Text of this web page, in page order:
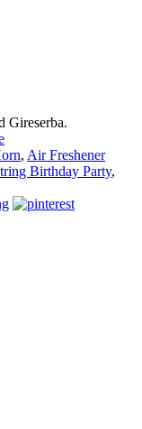
Gireserba.
, Air Freshener
Birthday Party,